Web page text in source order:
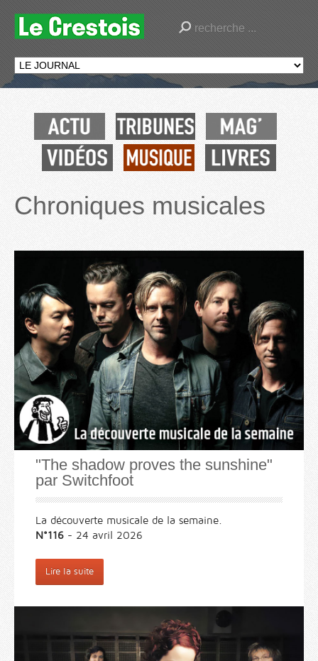
Chroniques musicales
"The shadow proves the sunshine"
par Switchfoot
La découverte musicale de la semaine.
N°116 - 24 avril 2026
Lire la suite